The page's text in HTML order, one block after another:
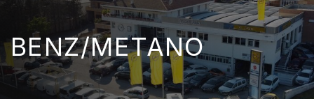
BENZ/METANO